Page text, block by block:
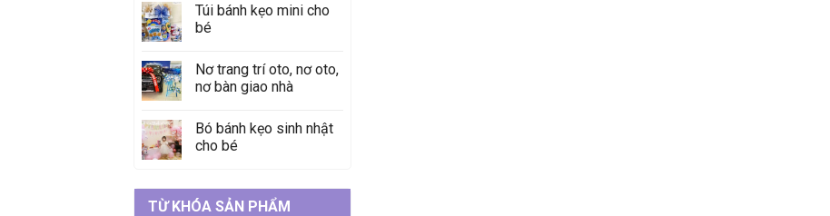
Túi bánh kẹo mini cho
bé
Nơ trang trí oto, nơ oto,
nơ bàn giao nhà
Bó bánh kẹo sinh nhật
cho bé
TỪ KHÓA SẢN PHẨM